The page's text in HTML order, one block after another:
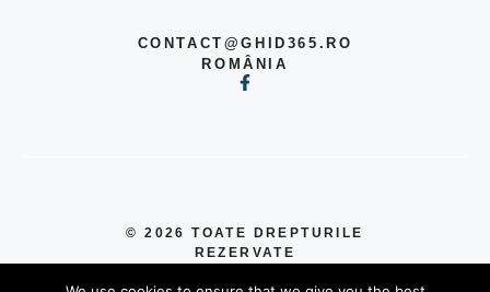
CONTACT@GHID365.RO
ROMÂNIA
© 2026 TOATE DREPTURILE
REZERVATE